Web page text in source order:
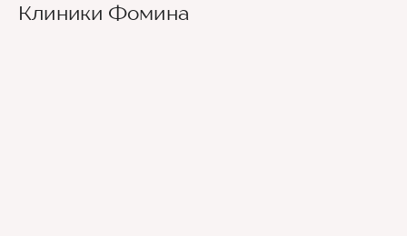
Ведущие врачи региона
Клиники Фомина